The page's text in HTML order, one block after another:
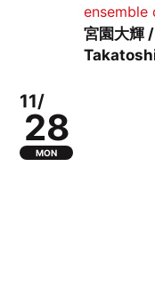
ensemble
宮園大輝
11/
28
MON